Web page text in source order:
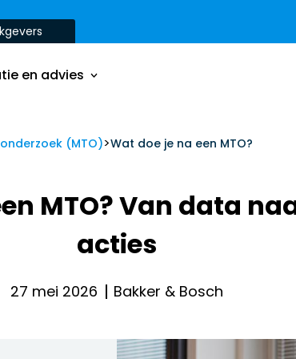
en advies
(MTO)>Wat doe je na een MTO?
MTO? Van data
acties
27 mei 2026 Bakker & Bosch